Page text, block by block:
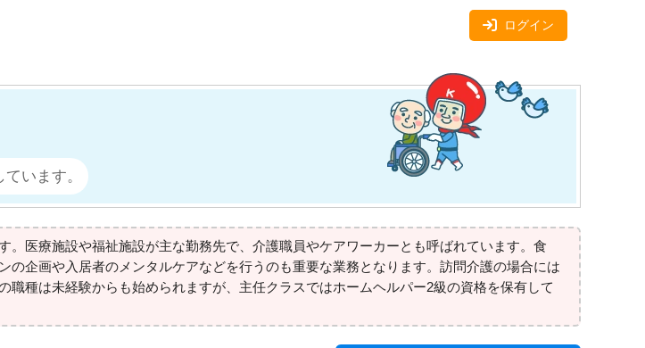
ログイン
います。
医療施設や福祉施設が主な勤務先で、介護職員やケアワーカーとも呼ばれています。食
企画や入居者のメンタルケアなどを行うのも重要な業務となります。訪問介護の場合には
種は未経験からも始められますが、主任クラスではホームヘルパー2級の資格を保有して